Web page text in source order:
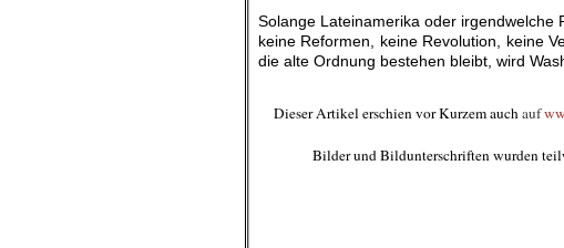
Solange Lateinamerika oder
keine Reformen, keine Revolution, keine
die alte Ordnung bestehen bleibt, wird
Dieser Artikel erschien vor Kurzem auch auf
Bilder und Bildunterschriften wurden